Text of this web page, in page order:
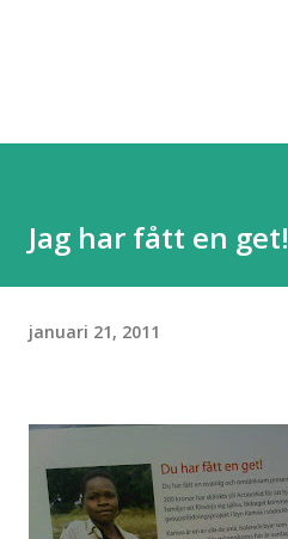
Jag har fått en get!
januari 21, 2011